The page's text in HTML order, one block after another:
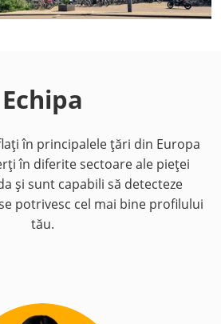
Echipa
în principalele țări din Europa
în diferite sectoare ale pieței
și sunt capabili să detecteze
potrivesc cel mai bine profilului
tău.